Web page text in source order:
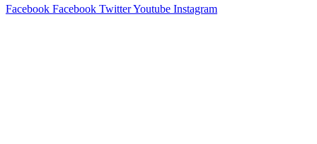
Facebook Facebook TwitterYoutube Instagram